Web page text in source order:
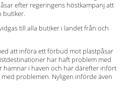
efter regeringens höstkampanj att
butiker.
till alla butiker i landet från och
att införa ett förbud mot plastpåsar
har haft problem med
hamnar i haven och har därefter infört
problemen. Nyligen införde även